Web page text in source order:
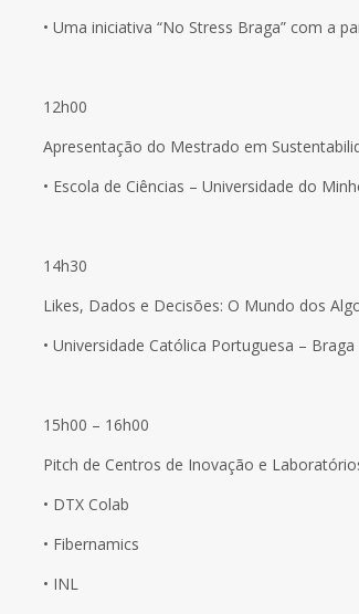
• Uma iniciativa “No Stress Braga” com a
12h00
Apresentação do Mestrado em
• Escola de Ciências – Universidade do
14h30
Likes, Dados e Decisões: O Mundo dos
• Universidade Católica Portuguesa – Braga
15h00 – 16h00
Pitch de Centros de Inovação e
• DTX Colab
• Fibernamics
• INL